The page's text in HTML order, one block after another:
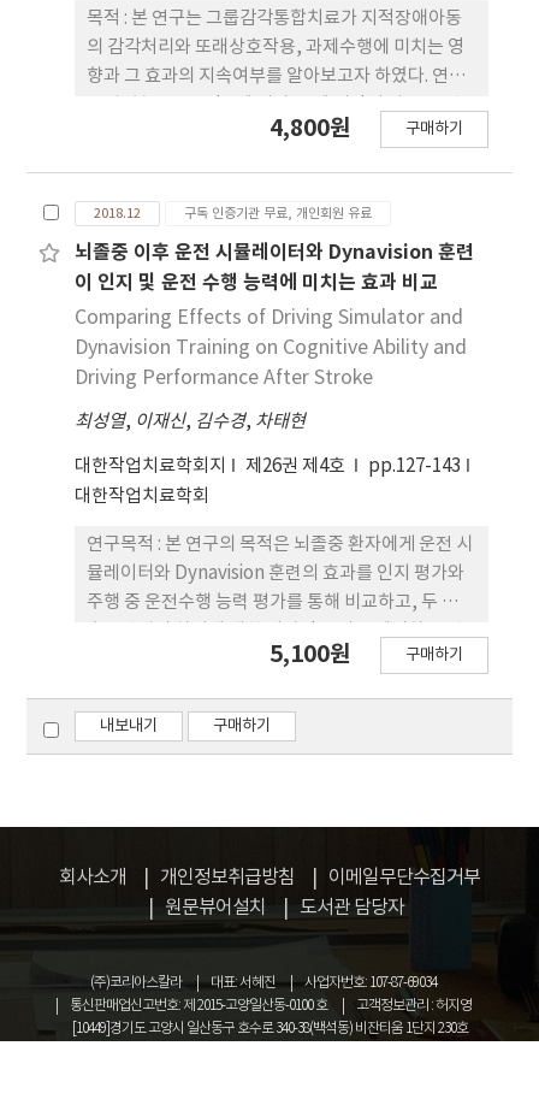
집단작업치료는 치매환자의 우울과 불안을 감소시키
는데 유의한 효과가 있었다. 향후에는 치매환자의 심
리·정서적 측면을 강화할 수 있는 중재 프로그램 개
발과 더불어 보호자 교육에 중점을 둔 작업치료 영역
에서의 다양한 연구가 진행되어야 할 것이다.
목적 : 본 연구는 그룹감각통합치료가 지적장애아동
의 감각처리와 또래상호작용, 과제수행에 미치는 영
향과 그 효과의 지속여부를 알아보고자 하였다. 연구
을 대상으로 주 3회 60분씩 8주 동안 진행하였다. 그
구성되었으며, 대상자를 선별하기 위하여 단축감각
프로파일을 사용하였다. 결과를 측정하기 위하여 단
축감각프로파일과 또래놀이 상호작용 평점척도, 캐
나다 작업수행 측정을 사용하여 대상자의 감각처리와
또래상호작용, 과제수행의 사전․사후․추적 평가를
실시하였다. 측정 결과는 반복측정 분산분석을 사용
하여 사전․사후․추적조사의 평균 점수 차이를 분석
하였고, 윌콕슨 순위검정을 사용하여 사전․사후․추
적조사의 변화의 차이를 비교하여 분석하였다. 결과 :
그룹감각통합치료 중재 이후 대상자들의 감각처리와
또래상호작용, 과제수행에 유의한 향상을 보였다
(p<.05). 4주후 실시한 추적조사에서 치료의 효과가
유지되는 것을 확인하였다. 결론 : 그룹감각통합치료
는 감각처리능력의 증진뿐만 아니라, 또래상호작용
이 필요한 학령기 아동들에게 모방과 그룹 안에서의
연습을 제공하고, 일상생활까지 그 효과를 연결할 수
4,800원 구매하기
2018.12 구독 인증기관 무료, 개인회원 유료
뇌졸중 이후 운전 시뮬레이터와 Dynavision 훈련
이 인지 및 운전 수행 능력에 미치는 효과 비교
Comparing Effects of Driving Simulator and
Dynavision Training on Cognitive Ability and
Driving Performance After Stroke
최성열, 이재신, 김수경, 차태현
대한작업치료학회지 제26권 제4호
pp.127-143
대한작업치료학회
연구목적 : 본 연구의 목적은 뇌졸중 환자에게 운전 시
뮬레이터와 Dynavision 훈련의 효과를 인지 평가와
주행 중 운전수행 능력 평가를 통해 비교하고, 두 가지
이다. 연구방법 : 본 연구를 위해 뇌졸중 환자 21명을
(N=11)과 Dynavision 훈련 집단(N=10)으로 분류
하고 각각 15회기의 훈련을 실시하였다. 대상자들의
정하기 위해 DriveABLE Cognitive Assessment
Tool(DCAT), Trail Making Test-A, Trail Making
Test-B 그리고 Mini Mental State Examination-
K 평가를 실시하였다. 결과 : 운전 시뮬레이터 훈련 집
단은 모든 인지 능력평가와 대부분 운전수행 능력에
서 통계적으로 유의미한 향상이 확인되었다.
Dynavision 훈련 집단은 Trail Making Test-A를 제
외한 모든 인지 능력 평가와 브레이크 페달 반응시간,
5,100원 구매하기
내보내기 구매하기
회사소개 개인정보취급방침
이메일무단수집거부
원문뷰어설치
도서관 담당자
(주)코리아스칼라 대표: 서혜진
사업자번호: 107-87-69034
통신판매업신고번호: 제 2015-고양일산동-0100 호
고객정보관리 : 허지영
[10449]경기도 고양시 일산동구 호수로 340-38(백석동) 비잔티움 1단지 230호